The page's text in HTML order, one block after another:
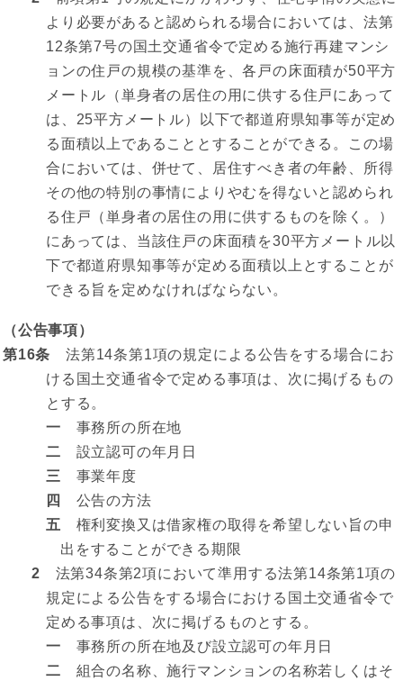
より必要があると認められる場合においては、法第
12条第7号の国土交通省令で定める施行再建マンシ
ョンの住戸の規模の基準を、各戸の床面積が50平方
メートル（単身者の居住の用に供する住戸にあって
は、25平方メートル）以下で都道府県知事等が定め
る面積以上であることとすることができる。この場
合においては、併せて、居住すべき者の年齢、所得
その他の特別の事情によりやむを得ないと認められ
る住戸（単身者の居住の用に供するものを除く。）
にあっては、当該住戸の床面積を30平方メートル以
下で都道府県知事等が定める面積以上とすることが
できる旨を定めなければならない。
（公告事項）
第16条 法第14条第1項の規定による公告をする場合にお
ける国土交通省令で定める事項は、次に掲げるもの
とする。
一 事務所の所在地
二 設立認可の年月日
三
事業年度
四
公告の方法
五 権利変換又は借家権の取得を希望しない旨の申
出をすることができる期限
2 法第34条第2項において準用する法第14条第1項の
規定による公告をする場合における国土交通省令で
定める事項は、次に掲げるものとする。
一 事務所の所在地及び設立認可の年月日
二 組合の名称、施行マンションの名称若しくはそ